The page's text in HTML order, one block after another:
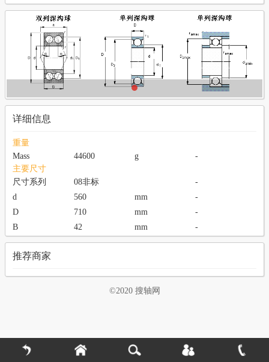
详细信息
重量
Mass
44600 g
-
主要尺寸
尺寸系列
08非标
-
d
560 mm
-
D
710 mm
-
B
42 mm -
推荐商家
©2020 搜轴网